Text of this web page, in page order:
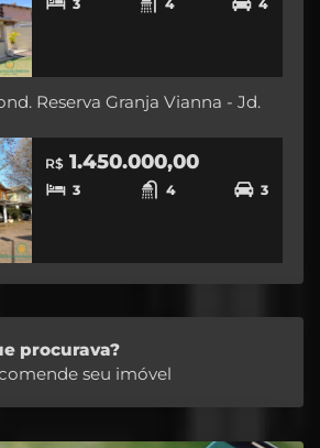
3 4 4
Reserva Granja Vianna - Jd.
R$ 1.450.000,00
3 4 3
procurava?
seu imóvel